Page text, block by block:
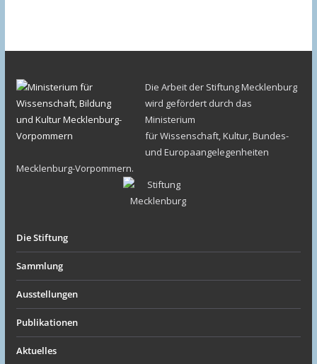
Die Arbeit der Stiftung Mecklenburg
wird gefördert durch das
Ministerium
für Wissenschaft, Kultur, Bundes-
und Europaangelegenheiten
Mecklenburg-Vorpommern.
Die Stiftung
Sammlung
Ausstellungen
Publikationen
Aktuelles